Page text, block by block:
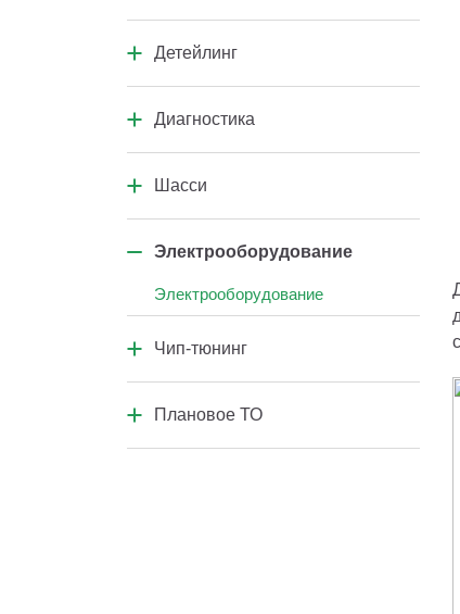
Кузовной ремонт
Кузовные элементы
Детейлинг
Салон автомобиля
Кузов и подкапотное пространство
Диагностика
Диагностика узлов и агрегатов
Компьютерная диагностика
Шасси
Ремонт шасси
Электрооборудование
Электрооборудование
Чип-тюнинг
Чип-тюнинг
Плановое ТО
Техническое обслуживание